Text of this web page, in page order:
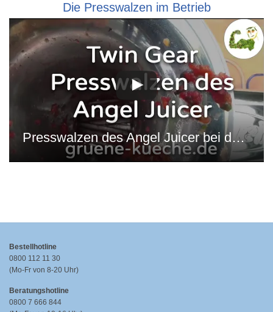
Die Presswalzen im Betrieb
Presswalzen des Angel Juicer bei der Arbeit (Teil 3)
Bestellhotline
0800 112 11 30
(Mo-Fr von 8-20 Uhr)
Beratungshotline
0800 7 666 844